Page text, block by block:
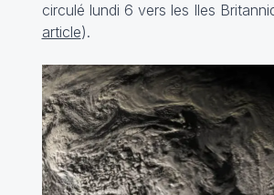
circulé lundi 6 vers les Iles
article).